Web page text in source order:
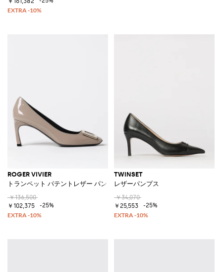
ROGER VIVIER
トランペット パテントレザー パンプス
￥136,500
￥102,375
-25%
TWINSET
レザーパンプス
￥34,070
￥25,553
-25%